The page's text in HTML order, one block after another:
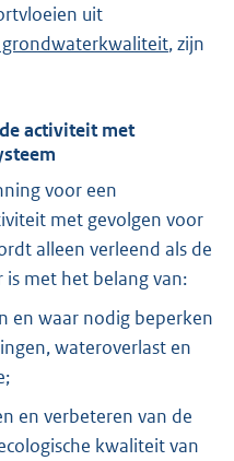
uit
, zijn
activiteit met
voor een
met gevolgen voor
alleen verleend als de
met het belang van:
en waar nodig beperken
wateroverlast en
en verbeteren van de
kwaliteit van